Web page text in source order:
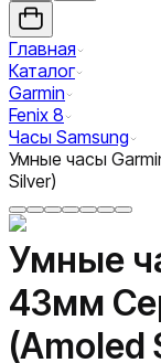
Главная
Каталог
Garmin
Fenix 8
Часы Samsung
Умные часы
Silver)
Умные
43мм
(Amoled